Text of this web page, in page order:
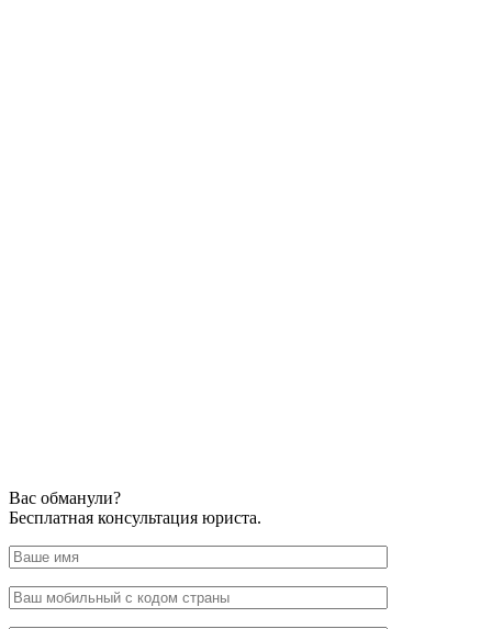
Вас обманули?
Бесплатная консультация юриста.